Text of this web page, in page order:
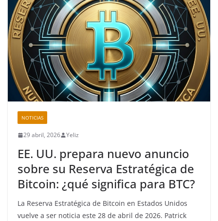
NOTICIAS
29 abril, 2026 Yeliz
EE. UU. prepara nuevo anuncio
sobre su Reserva Estratégica de
Bitcoin: ¿qué significa para BTC?
La Reserva Estratégica de Bitcoin en Estados Unidos
vuelve a ser noticia este 28 de abril de 2026. Patrick